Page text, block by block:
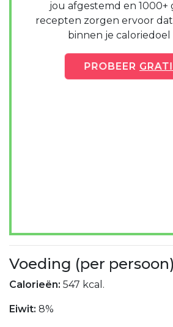
jou afgestemd en 1000+
recepten zorgen ervoor
binnen je caloriedoel
PROBEER
Voeding (per persoon)
Calorieën: 547 kcal.
Eiwit: 8%